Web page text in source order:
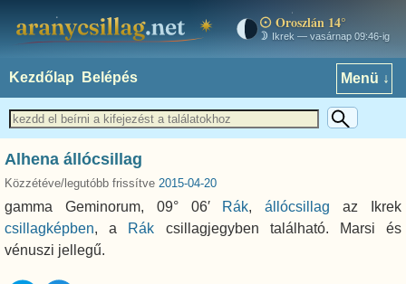
aranycsillag.net Oroszlán 14°
Ikrek — vasárnap 09:46-ig
Kezdőlap Belépés Menü ↓
Alhena állócsillag
Közzétéve/legutóbb frissítve 2015-04-20
gamma Geminorum, 09° 06′ Rák,állócsillag az Ikrek
csillagképben, a Rák csillagjegyben található. Marsi és
vénuszi jellegű.